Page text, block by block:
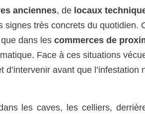
anciennes, de locaux
signes très concrets du quotidien.
que dans lescommerces de
Face à ces situations
d’intervenir avant que l’infestation
les caves, les celliers,